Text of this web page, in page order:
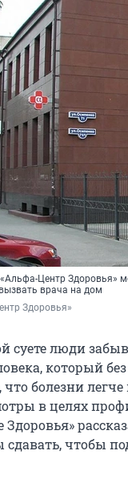
Центр Здоровья»
врача на дом
Здоровья»
суете люди
который
что болезни
в целях
Здоровья»
чтобы